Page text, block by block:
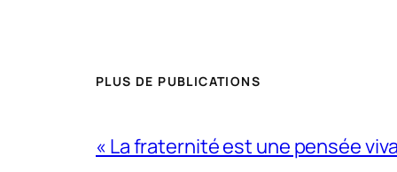
PLUS DE PUBLICATIONS
« La fraternité est une pensée